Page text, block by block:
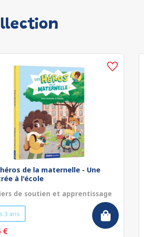
de la maternelle - Une
à l'école
de soutien et apprentissage
3 ans
€